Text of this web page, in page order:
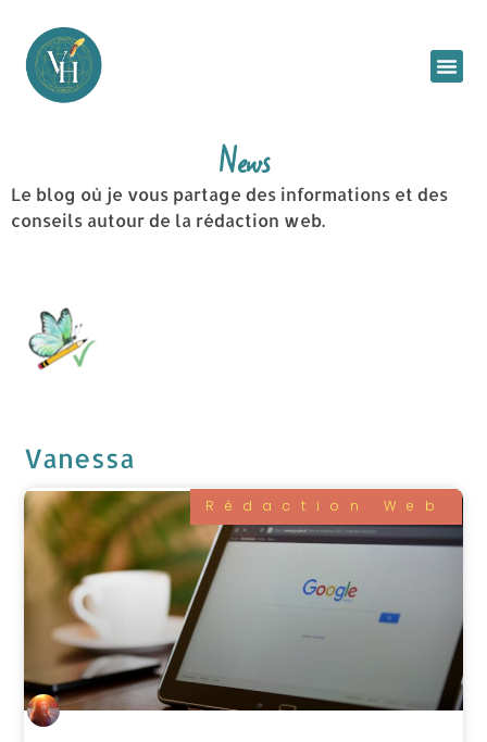
News
Le blog où je vous partage des informations et des
conseils autour de la rédaction web.
Vanessa
Rédaction Web